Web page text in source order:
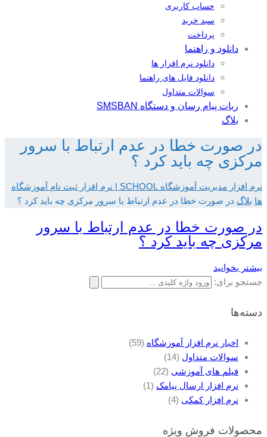
حساب کاربری
سبد خرید
پرداخت
دانلود و راهنما
دانلود نرم افزار ها
دانلود فایل های راهنما
سوالات متداول
ربات پیام رسان و دستگاه SMSBAN
بلاگ
در صورت خطا در عدم ارتباط با سرور
مرکزی چه باید کرد ؟
نرم افزار مدیریت آموزشگاه SCHOOL | نرم افزار ثبت نام آموزشگاه
ها بلاگ در صورت خطا در عدم ارتباط با سرور مرکزی چه باید کرد ؟
در صورت خطا در عدم ارتباط با سرور
مرکزی چه باید کرد ؟
بیشتر بخوانید
جستجو برای:
دسته‌ها
اخبار نرم افزار آموزشگاه (59)
سوالات متداول (14)
فیلم های آموزشی (22)
نرم افزار ارسال پیامک (1)
نرم افزار کمکی (4)
محصولات فروش ویژه